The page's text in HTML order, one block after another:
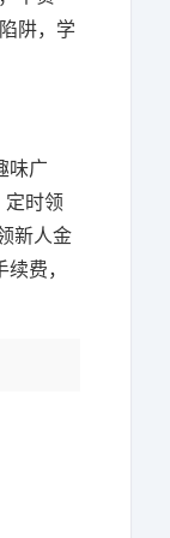
阱，学
味广
定时领
新人金
费，